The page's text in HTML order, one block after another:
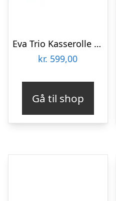
Eva Trio Kasserolle – Kobber – 1,5 liter
kr. 599,00
Gå til shop